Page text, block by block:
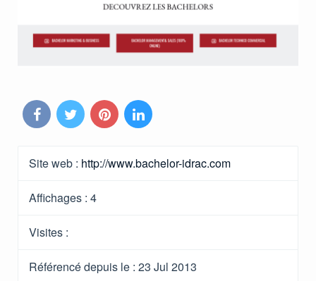
Site web : http://www.bachelor-idrac.com
Affichages : 4
Visites :
Référencé depuis le : 23 Jul 2013